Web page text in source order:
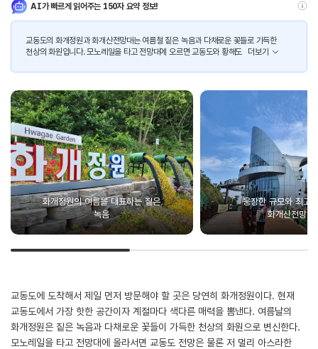
AI가 빠르게 읽어주는 150자 요약 정보!
교동도의 화개정원과 화개산전망대는 여름철 짙은 녹음과 다채로운 꽃들로 가득한
천상의 화원입니다. 모노레일을 타고 전망대에 오르면 교동도와 황해도
더보기
화개정원의 여름을 대표하는 짙은
녹음
웅장한 규모와 최고
화개산전망대
교동도에 도착해서 제일 먼저 방문해야 할 곳은 당연히 화개정원이다. 현재
교동도에서 가장 핫한 공간이자 계절마다 색다른 매력을 뽐낸다. 여름날의
화개정원은 짙은 녹음과 다채로운 꽃들이 가득한 천상의 화원으로 변신한다.
모노레일을 타고 전망대에 올라서면 교동도 전망은 물론 저 멀리 아스라한